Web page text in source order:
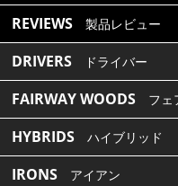
REVIEWS 製品レビュー
DRIVERS ドライバー
FAIRWAY WOODS フェ
HYBRIDS ハイブリッド
IRONS アイアン